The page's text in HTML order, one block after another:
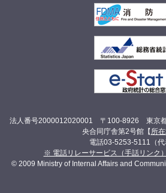
法人番号2000012020001 〒100-8926 東京
央合同庁舎第2号館【 所
電話03-5253-5111（代
※ 電話リレーサービス（手話リンク
© 2009 Ministry of Internal Affairs and